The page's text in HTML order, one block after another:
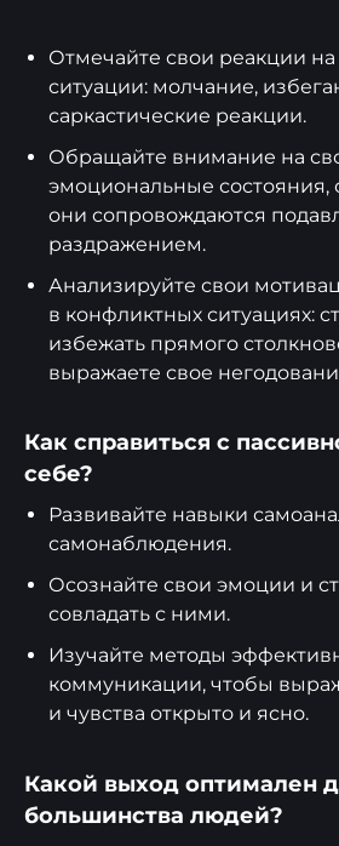
Отмечайте свои реакции
ситуации: молчание,
саркастические реакции.
Обращайте внимание на
эмоциональные состояния,
они сопровождаются
раздражением.
Анализируйте свои
в конфликтных ситуациях:
избежать прямого
выражаете свое
Как справиться с
себе?
Развивайте навыки
самонаблюдения.
Осознайте свои эмоции и
совладать с ними.
Изучайте методы
коммуникации, чтобы
и чувства открыто и ясно.
Какой выход оптимален
большинства людей?